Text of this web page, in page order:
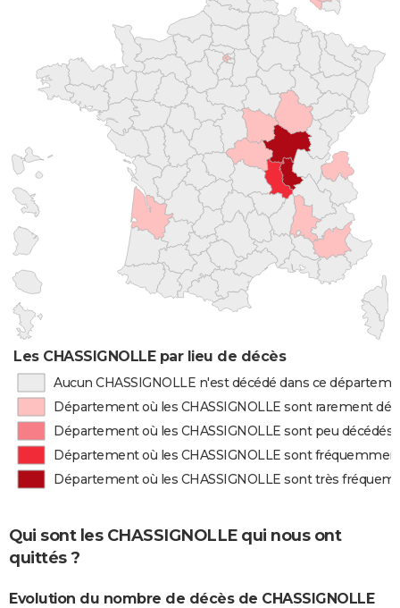
Les CHASSIGNOLLE par lieu de décès
Aucun CHASSIGNOLLE n'est décédé dans ce
Département où les CHASSIGNOLLE sont rarement
Département où les CHASSIGNOLLE sont peu décédés
Département où les CHASSIGNOLLE sont
Département où les CHASSIGNOLLE sont très
Qui sont les CHASSIGNOLLE qui nous ont
quittés ?
Evolution du nombre de décès de CHASSIGNOLLE